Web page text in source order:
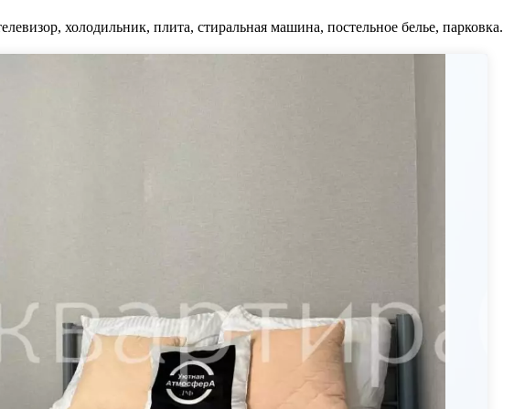
холодильник, плита, стиральная машина, постельное белье, парковка.